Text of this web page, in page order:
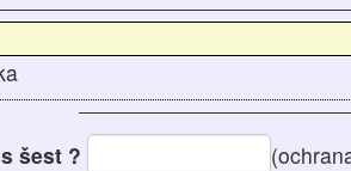
šest ?